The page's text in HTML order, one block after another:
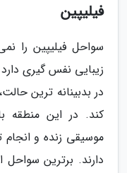
فیلیپین
سواحل فیلیپین را
زیبایی نفس گیری
در بدبینانه ترین
کند. در این منطقه
موسیقی زنده و
دارند. برترین